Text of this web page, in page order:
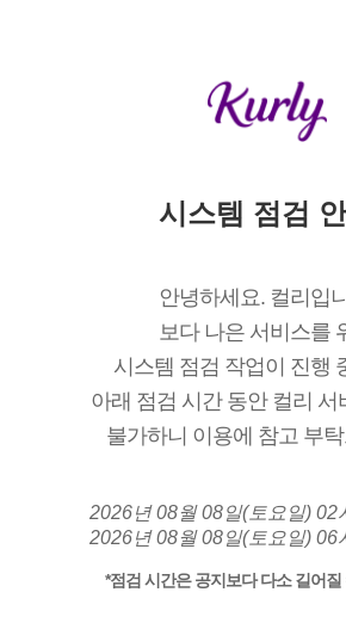
시스템 점검
안녕하세요. 컬리입
보다 나은 서비스를
시스템 점검 작업이 진행
아래 점검 시간 동안 컬리 서
불가하니 이용에 참고 부
2026년 08월 08일(토요일) 02
2026년 08월 08일(토요일) 06
*점검 시간은 공지보다 다소 길어질